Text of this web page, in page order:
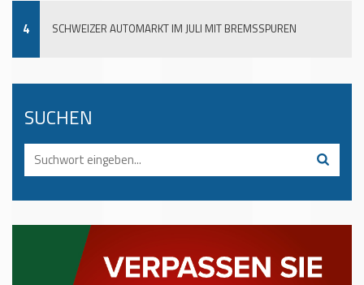
4 SCHWEIZER AUTOMARKT IM JULI MIT BREMSSPUREN
SUCHEN